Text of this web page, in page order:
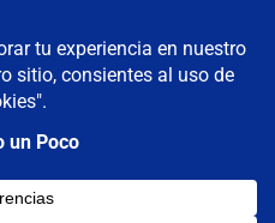
MENÚ